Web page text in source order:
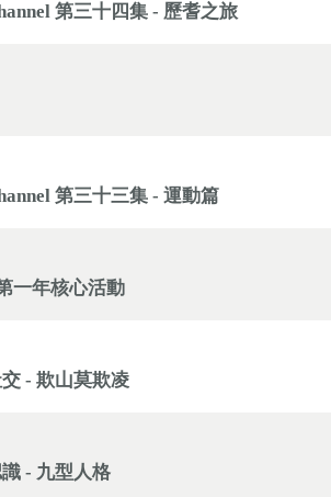
第三十四集 - 歷耆之旅
第三十三集 - 運動篇
一年核心活動
- 欺山莫欺凌
- 九型人格